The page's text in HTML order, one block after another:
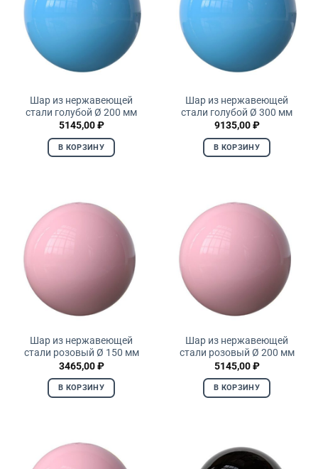
Шар из нержавеющей
стали голубой Ø 200 мм
5145,00₽
В КОРЗИНУ
Шар из нержавеющей
стали голубой Ø 300 мм
9135,00₽
В КОРЗИНУ
Шар из нержавеющей
стали розовый Ø 150 мм
3465,00₽
В КОРЗИНУ
Шар из нержавеющей
стали розовый Ø 200 мм
5145,00₽
В КОРЗИНУ